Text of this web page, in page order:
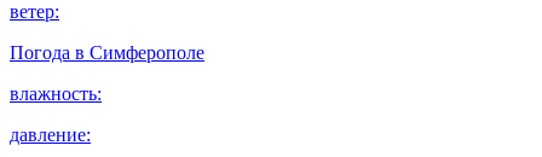
ветер:
Погода в Симферополе
влажность:
давление: